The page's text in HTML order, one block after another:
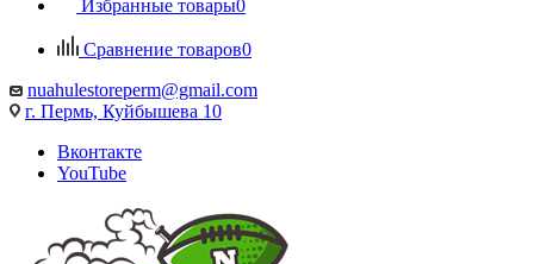
Избранные товары0
Сравнение товаров0
nuahulestoreperm@gmail.com
г. Пермь, Куйбышева 10
Вконтакте
YouTube